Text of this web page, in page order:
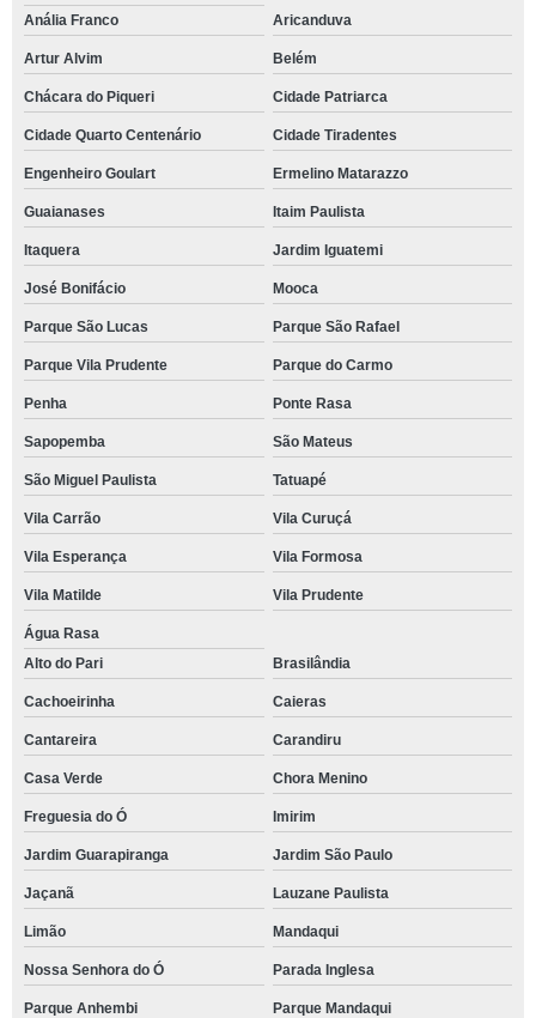
Anália Franco
Aricanduva
Artur Alvim Belém
Chácara do Piqueri Cidade Patriarca
Cidade Quarto Centenário Cidade Tiradentes
Engenheiro Goulart Ermelino Matarazzo
Guaianases Itaim Paulista
Itaquera Jardim Iguatemi
José Bonifácio Mooca
Parque São Lucas Parque São Rafael
Parque Vila Prudente Parque do Carmo
Penha Ponte Rasa
Sapopemba São Mateus
São Miguel Paulista Tatuapé
Vila Carrão Vila Curuçá
Vila Esperança Vila Formosa
Vila Matilde Vila Prudente
Água Rasa
Alto do Pari
Brasilândia
Cachoeirinha Caieras
Cantareira Carandiru
Casa Verde Chora Menino
Freguesia do Ó Imirim
Jardim Guarapiranga Jardim São Paulo
Jaçanã Lauzane Paulista
Limão Mandaqui
Nossa Senhora do Ó Parada Inglesa
Parque Anhembi Parque Mandaqui